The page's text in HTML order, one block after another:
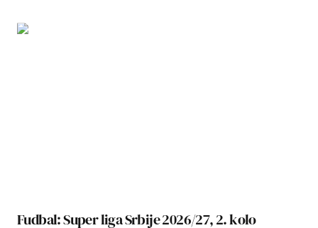
Fudbal: Super liga Srbije 2026/27, 2. kolo